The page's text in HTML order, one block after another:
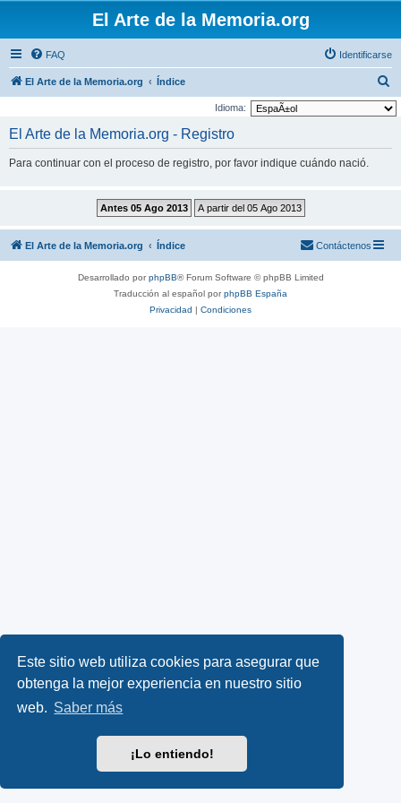
Este sitio web utiliza cookies para asegurar que
obtenga la mejor experiencia en nuestro sitio
web. Saber más
¡Lo entiendo!
El Arte de la Memoria.org
FAQ Identificarse
El Arte de la Memoria.org Índice
u
Idioma:
El Arte de la Memoria.org - Registro
Para continuar con el proceso de registro, por favor indique cuándo nació.
El Arte de la Memoria.org Índice Contáctenos
Desarrollado porphpBB® Forum Software © phpBB Limited
Traducción al español porphpBB España
Privacidad | Condiciones